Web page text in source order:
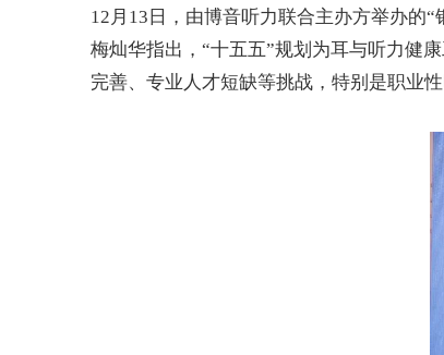
12 月 13 日，由博音听力联合主办方举办的“
梅灿华指出，“十五五”规划为耳与听力健
完善、专业人才短缺等挑战，特别是职业性